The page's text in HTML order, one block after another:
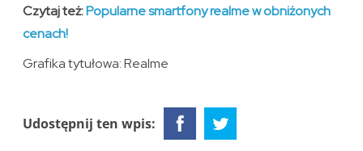
Czytaj też:Popularne smartfony realme w obniżonych
cenach!
Grafika tytułowa: Realme
Udostępnij ten wpis: